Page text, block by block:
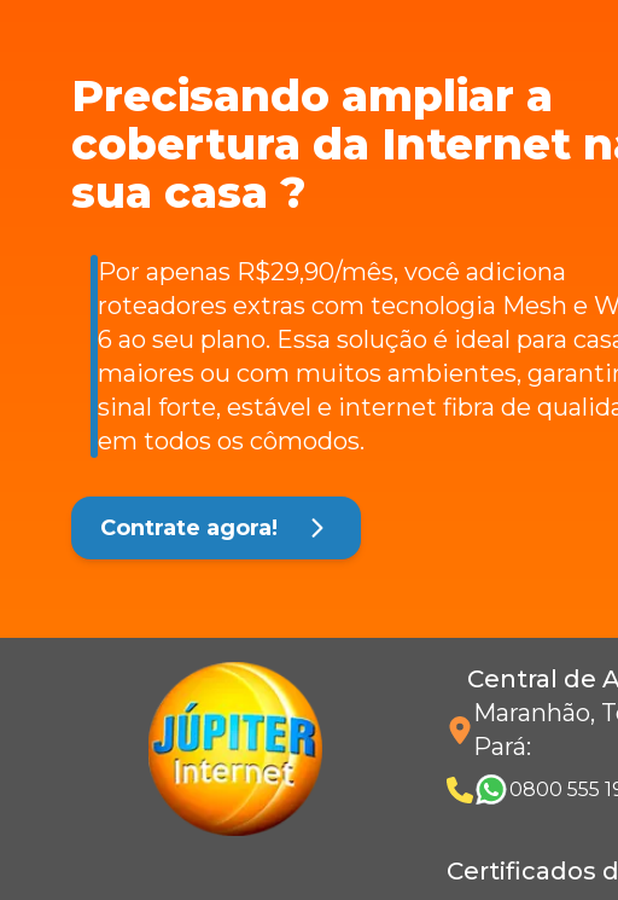
Precisando ampliar a
cobertura da Internet
sua casa ?
Por apenas R$29,90/mês, você adiciona
roteadores extras com tecnologia Mesh e
6 ao seu plano. Essa solução é ideal para
maiores ou com muitos ambientes,
sinal forte, estável e internet fibra de
em todos os cômodos.
Contrate agora!
Central de
Maranhão,
Pará:
0800 555
Certificados